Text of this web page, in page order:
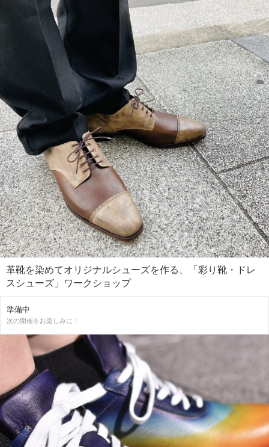
革靴を染めてオリジナルシューズを作る、「彩り靴・ドレ
スシューズ」ワークショップ
準備中
次の開催をお楽しみに！